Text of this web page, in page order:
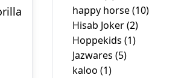
happy horse(10)
Hisab Joker(2)
Hoppekids (1)
Jazwares (5)
kaloo (1)